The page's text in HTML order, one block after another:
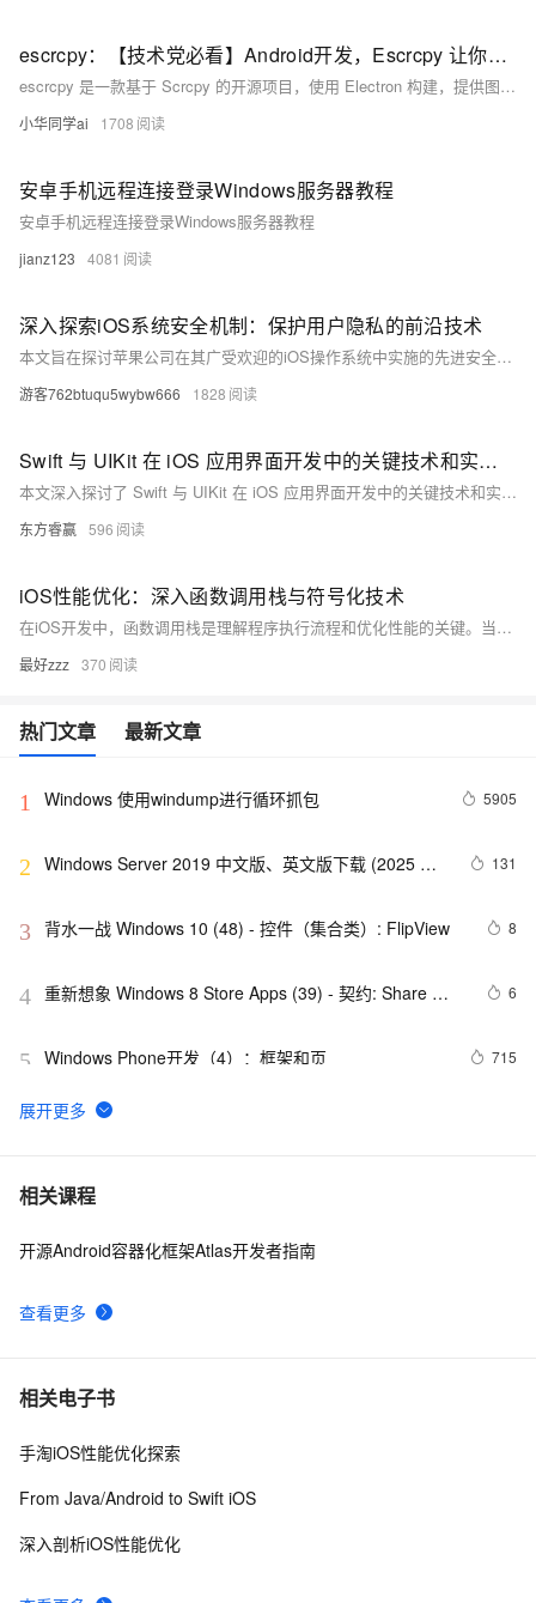
escrcpy：【技术党必看】Android开发，Escrcpy 让你无线投屏新体验！图形界面掌控 Android，30-120fps 超流畅！🔥
escrcpy 是一款基于 Scrcpy 的开源项目，使用 Electron 构建，提供图形化界面来显示和控制 Android 设备。它支持 USB 和 Wi-Fi 连接，帧率可达 30-120fps，延迟低至 35-70ms，启动迅速且画质清晰。escrcpy 拥有丰富的功能，包括自动化任务、多设备管理、反向网络共享、批量操作等，无需注册账号或广告干扰。适用于游戏直播、办公协作和教育演示等多种场景，是一款轻量级、高性能的 Android 控制工具。
小华同学ai 1708
安卓手机远程连接登录Windows服务器教程
安卓手机远程连接登录Windows服务器教程
jianz123 4081
深入探索iOS系统安全机制：保护用户隐私的前沿技术
本文旨在探讨苹果公司在其广受欢迎的iOS操作系统中实施的先进安全措施，这些措施如何共同作用以保护用户的隐私和数据安全。我们将深入了解iOS的安全架构，包括其硬件和软件层面的创新，以及苹果如何通过持续的软件更新来应对新兴的安全威胁。此外，我们还将讨论iOS系统中的一些关键安全功能，如Face ID、加密技术和沙箱环境，以及它们如何帮助防止未经授权的访问和数据泄露。
游客762btuqu5wybw666 1828
Swift 与 UIKit 在 iOS 应用界面开发中的关键技术和实践方法
本文深入探讨了 Swift 与 UIKit 在 iOS 应用界面开发中的关键技术和实践方法。Swift 以其简洁、高效和类型安全的特点，结合 UIKit 丰富的组件和功能，为开发者提供了强大的工具。文章从 Swift 的语法优势、类型安全、编程模型以及与 UIKit 的集成，到 UIKit 的主要组件和功能，再到构建界面的实践技巧和实际案例分析，全面介绍了如何利用这些技术创建高质量的用户界面。
东方睿赢 596
iOS性能优化：深入函数调用栈与符号化技术
在iOS开发中，函数调用栈是理解程序执行流程和优化性能的关键。当应用出现性能问题或崩溃时，能够准确地读取和解析调用栈信息对于快速定位问题至关重要。本文将探讨iOS中的函数调用栈，以及如何通过符号化技术进行有效的性能调优。
最好zzz 370
热门文章 最新文章
1 Windows 使用windump进行循环抓包 5905
2 Windows Server 2019 中文版、英文版下载 (2025 年
131
3 背水一战 Windows 10 (48) - 控件（集合类）: FlipView 8
4 重新想象 Windows 8 Store Apps (39) - 契约: Share
6
5 Windows Phone开发（4）：框架和页 715
6
windows解决SpringBoot启动时：APPLICATION
7 Windows Update MiniTool 20.12.2016 控制Window更新
8 腾讯START云游戏开启不限量测试，支持MacOS和
9 误删除、误格式化数据灾难应急方案(WINDOWS平台)
10
exploits
相关课程
查看更多
开源Android容器化框架Atlas开发者指南
相关电子书
手淘iOS性能优化探索
From Java/Android to Swift iOS
深入剖析iOS性能优化